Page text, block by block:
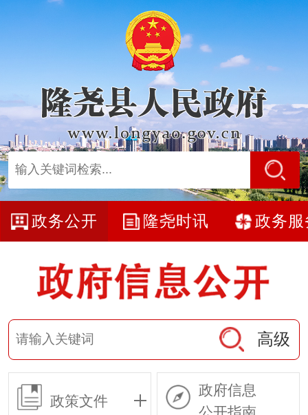
政务公开 隆尧时讯 政务服
高级
政策文件
政府信息
公开指南